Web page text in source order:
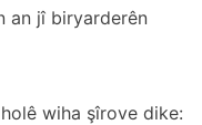
an jî biryarderên
wiha şîrove dike: